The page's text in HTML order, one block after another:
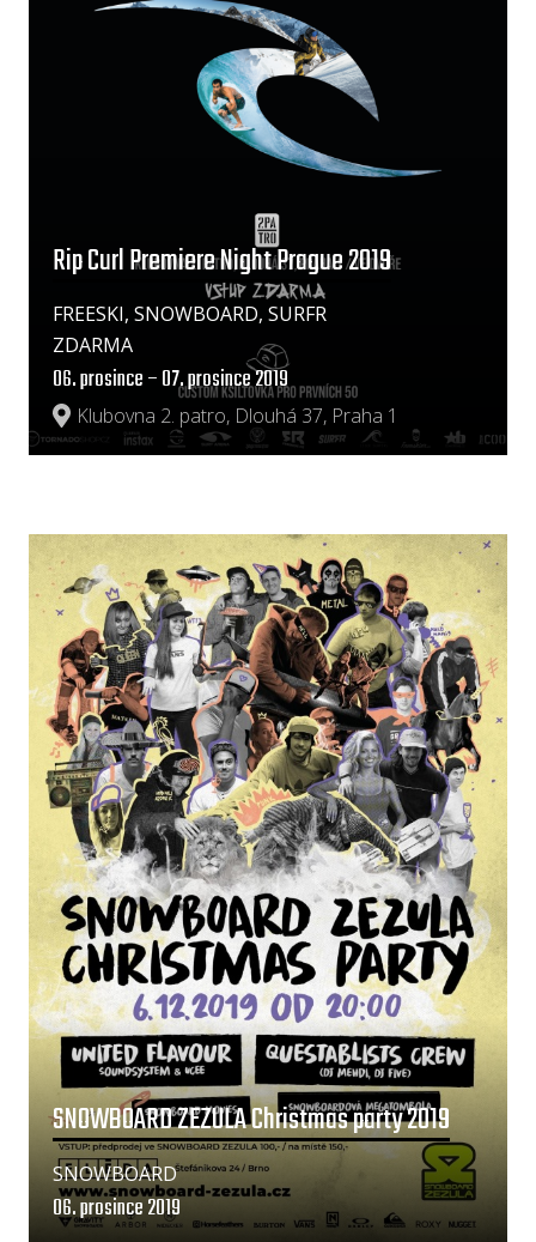
Rip Curl Premiere Night Prague 2019
Klubovna 2. patro, Dlouhá 37, Praha 1
06. prosince – 07. prosince 2019
ZDARMA
FREESKI, SNOWBOARD, SURFR
SNOWBOARD ZEZULA Christmas party 2019
06. prosince 2019
SNOWBOARD